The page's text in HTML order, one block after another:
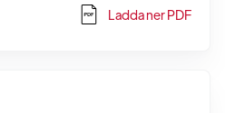
Ladda ner PDF